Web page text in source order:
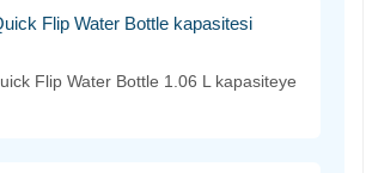
Flip Water Bottle kapasitesi
Flip Water Bottle 1.06 L kapasiteye